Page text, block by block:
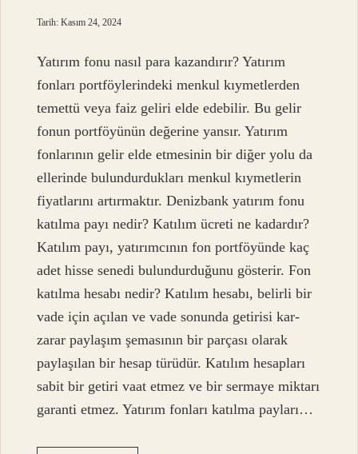
Tarih: Kasım 24, 2024
Yatırım fonu nasıl para kazandırır? Yatırım
fonları portföylerindeki menkul kıymetlerden
temettü veya faiz geliri elde edebilir. Bu gelir
fonun portföyünün değerine yansır. Yatırım
fonlarının gelir elde etmesinin bir diğer yolu da
ellerinde bulundurdukları menkul kıymetlerin
fiyatlarını artırmaktır. Denizbank yatırım fonu
katılma payı nedir? Katılım ücreti ne kadardır?
Katılım payı, yatırımcının fon portföyünde kaç
adet hisse senedi bulundurduğunu gösterir. Fon
katılma hesabı nedir? Katılım hesabı, belirli bir
vade için açılan ve vade sonunda getirisi kar-
zarar paylaşım şemasının bir parçası olarak
paylaşılan bir hesap türüdür. Katılım hesapları
sabit bir getiri vaat etmez ve bir sermaye miktarı
garanti etmez. Yatırım fonları katılma payları…